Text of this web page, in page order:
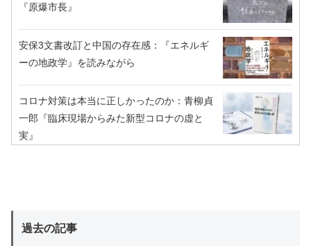
『原爆市長』
安保3文書改訂と中国の存在感：『エネルギ
ーの地政学』を読みながら
コロナ対策は本当に正しかったのか：青柳貞
一郎『臨床現場からみた新型コロナの虚と
実』
過去の記事